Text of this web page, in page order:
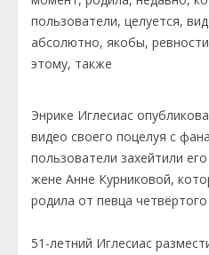
Энрике Иглесиас
видео своего поцелуя с
пользователи захейтили
жене Анне Курниковой,
родила от певца
51-летний Иглесиас